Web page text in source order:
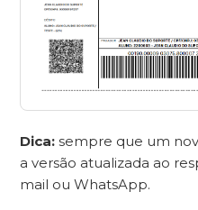
Dica: sempre que um
a versão atualizada ao
mail ou WhatsApp.